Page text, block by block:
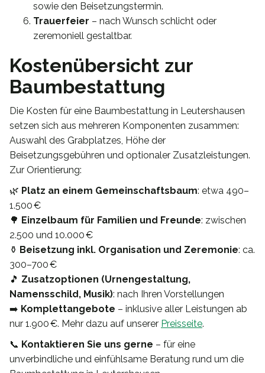
sowie den Beisetzungstermin.
Trauerfeier – nach Wunsch schlicht oder
zeremoniell gestaltbar.
Kostenübersicht zur
Baumbestattung
Die Kosten für eine Baumbestattung in Leutershausen
setzen sich aus mehreren Komponenten zusammen:
Auswahl des Grabplatzes, Höhe der
Beisetzungsgebühren und optionaler Zusatzleistungen.
Zur Orientierung:
🌿 Platz an einem Gemeinschaftsbaum: etwa 490–
1.500 €
🌳 Einzelbaum für Familien und Freunde: zwischen
2.500 und 10.000 €
⚱️ Beisetzung inkl. Organisation und Zeremonie: ca.
300–700 €
🎵 Zusatzoptionen (Urnengestaltung,
Namensschild, Musik): nach Ihren Vorstellungen
➡️ Komplettangebote – inklusive aller Leistungen ab
nur 1.900 €. Mehr dazu auf unserer Preisseite.
📞 Kontaktieren Sie uns gerne – für eine
unverbindliche und einfühlsame Beratung rund um die